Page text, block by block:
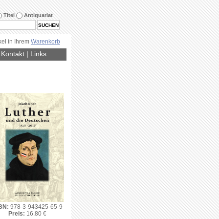
Titel Antiquariat
in Ihrem Warenkorb
Kontakt| Links
978-3-943425-65-9
Preis: 16.80 €